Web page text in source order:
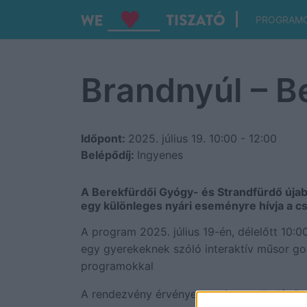
Brandnyúl –
Időpont: 2025. július 19. 10:00 - 12:00
Belépődíj: Ingyenes
A Berekfürdői Gyógy- és Strandfürdő
egy különleges nyári eseményre hívja a
A program 2025. július 19-én, délelőtt
egy gyerekeknek szóló interaktív műsor
programokkal
A rendezvény érvényes napi